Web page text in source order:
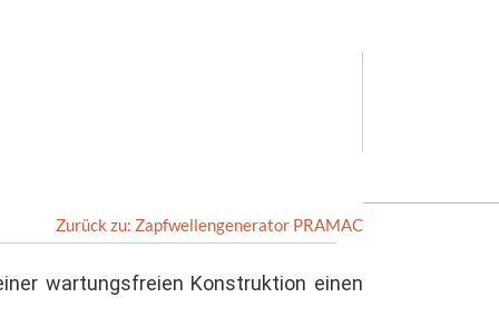
Zurück zu: Zapfwellengenerator PRAMAC
wartungsfreien Konstruktion einen